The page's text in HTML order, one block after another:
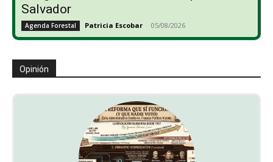
Salvador
Agenda Forestal Patricia Escobar - 05/08/2026
Opinión